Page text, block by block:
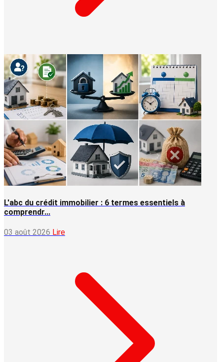
L'abc du crédit immobilier : 6 termes essentiels à
comprendr...
03 août 2026 Lire